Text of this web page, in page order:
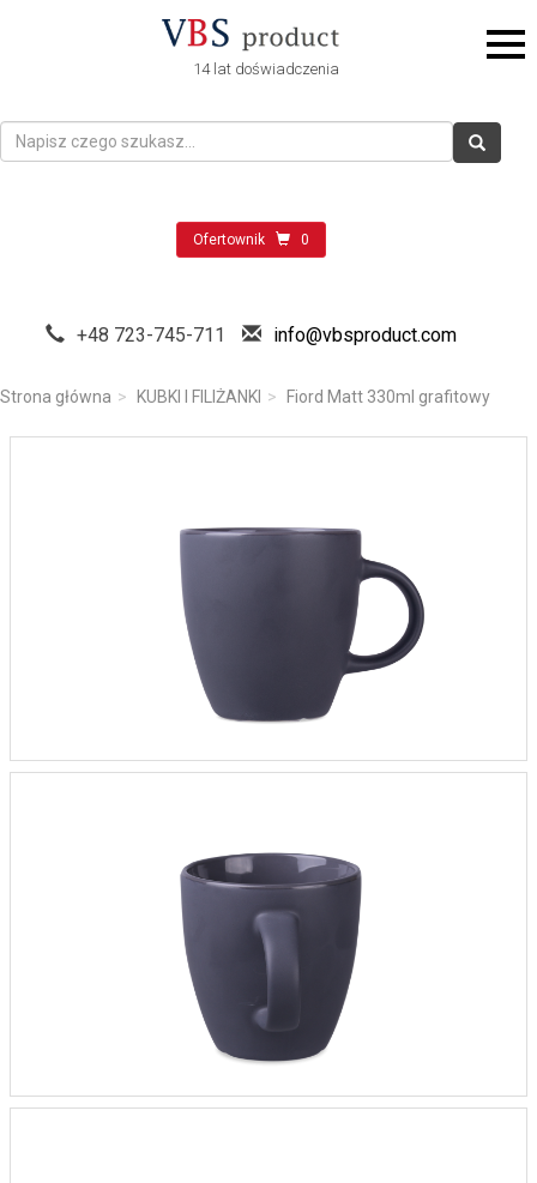
14 lat doświadczenia
Ofertownik 0
+48 723-745-711 info@vbsproduct.com
Strona główna KUBKI I FILIŻANKI Fiord Matt 330ml grafitowy